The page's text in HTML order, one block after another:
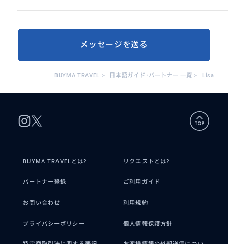
メッセージを送る
BUYMA TRAVEL > 日本語ガイド･パートナー 一覧 > Lisa
BUYMA TRAVELとは? リクエストとは?
パートナー登録 ご利用ガイド
お問い合わせ 利用規約
プライバシーポリシー 個人情報保護方針